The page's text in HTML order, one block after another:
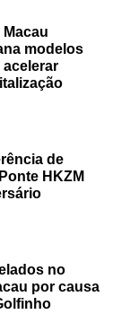
modelos
de
HKZM
no
por causa